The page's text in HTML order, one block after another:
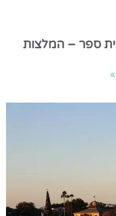
ספר – המלצות